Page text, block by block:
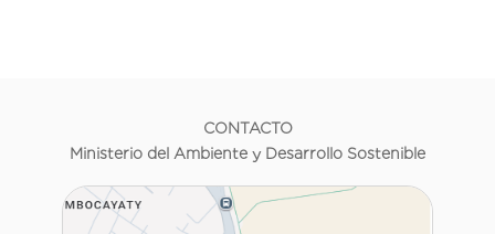
CONTACTO
Ministerio del Ambiente y Desarrollo Sostenible